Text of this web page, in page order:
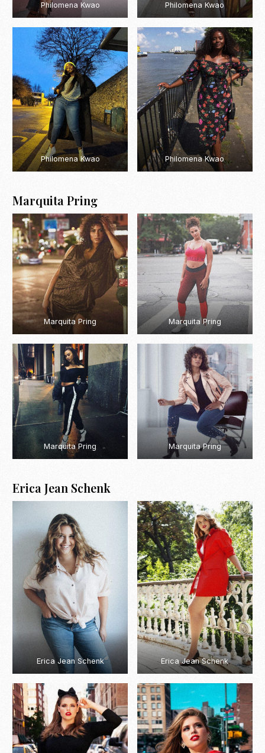
Philomena Kwao Philomena Kwao
Philomena Kwao Philomena Kwao
Marquita Pring
Marquita Pring Marquita Pring
Marquita Pring Marquita Pring
Erica Jean Schenk
Erica Jean Schenk Erica Jean Schenk